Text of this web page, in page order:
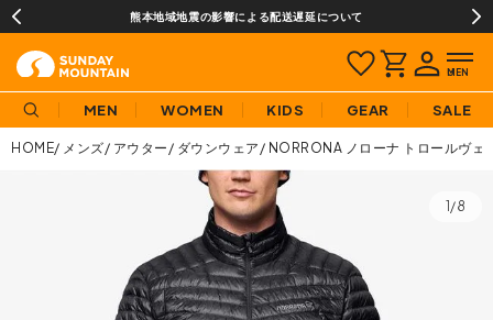
熊本地域地震の影響による配送遅延について
MEN WOMEN KIDS GEAR SALE
HOME メンズ アウター ダウンウェア NORRONA ノローナ トロールヴ
1/8